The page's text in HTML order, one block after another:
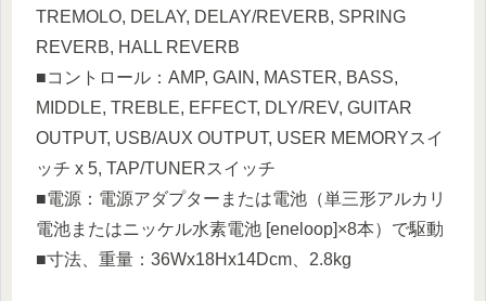
TREMOLO, DELAY, DELAY/REVERB, SPRING
REVERB, HALL REVERB
■コントロール：AMP, GAIN, MASTER, BASS,
MIDDLE, TREBLE, EFFECT, DLY/REV, GUITAR
OUTPUT, USB/AUX OUTPUT, USER MEMORYスイ
ッチ x 5, TAP/TUNERスイッチ
■電源：電源アダプターまたは電池（単三形アルカリ
電池またはニッケル水素電池 [eneloop]×8本）で駆動
■寸法、重量：36Wx18Hx14Dcm、2.8kg